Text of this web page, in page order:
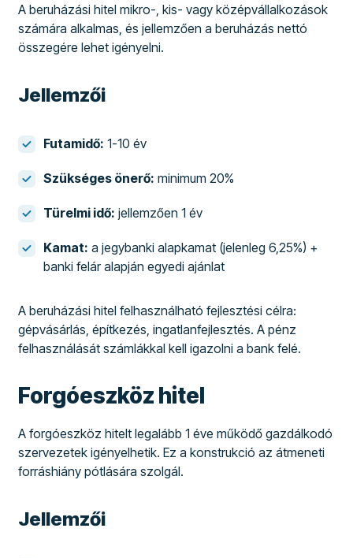
A beruházási hitel mikro-, kis- vagy középvállalkozások
számára alkalmas, és jellemzően a beruházás nettó
összegére lehet igényelni.
Jellemzői
Futamidő: 1-10 év
Szükséges önerő: minimum 20%
Türelmi idő: jellemzően 1 év
Kamat: a jegybanki alapkamat (jelenleg 6,25%) +
banki felár alapján egyedi ajánlat
A beruházási hitel felhasználható fejlesztési célra:
gépvásárlás, építkezés, ingatlanfejlesztés. A pénz
felhasználását számlákkal kell igazolni a bank felé.
Forgóeszköz hitel
A forgóeszköz hitelt legalább 1 éve működő gazdálkodó
szervezetek igényelhetik. Ez a konstrukció az átmeneti
forráshiány pótlására szolgál.
Jellemzői